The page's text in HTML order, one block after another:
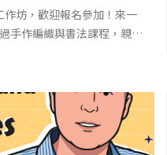
作坊，歡迎報名參加！來一
手作編織與書法課程，親手